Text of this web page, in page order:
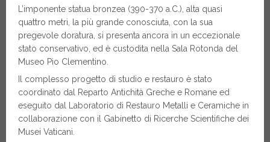
L’imponente statua bronzea (390-370 a.C.), alta quasi
quattro metri, la più grande conosciuta, con la sua
pregevole doratura, si presenta ancora in un eccezionale
stato conservativo, ed è custodita nella Sala Rotonda del
Museo Pio Clementino.
Il complesso progetto di studio e restauro è stato
coordinato dal Reparto Antichità Greche e Romane ed
eseguito dal Laboratorio di Restauro Metalli e Ceramiche in
collaborazione con il Gabinetto di Ricerche Scientifiche dei
Musei Vaticani.